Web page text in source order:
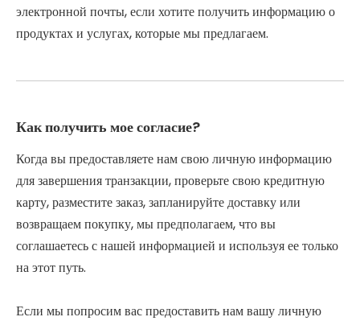
электронной почты, если хотите получить информацию о
продуктах и ​​услугах, которые мы предлагаем.
Как получить мое согласие?
Когда вы предоставляете нам свою личную информацию
для завершения транзакции, проверьте свою кредитную
карту, разместите заказ, запланируйте доставку или
возвращаем покупку, мы предполагаем, что вы
соглашаетесь с нашей информацией и используя ее только
на этот путь.
Если мы попросим вас предоставить нам вашу личную